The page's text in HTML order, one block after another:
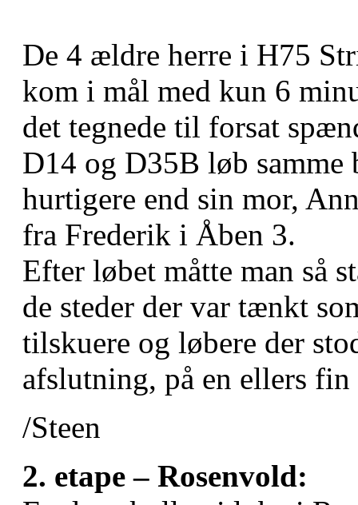
De 4 ældre herre i H75
kom i mål med kun 6
det tegnede til forsat
D14 og D35B løb samme
hurtigere end sin mor,
fra Frederik i Åben 3.
Efter løbet måtte man så
de steder der var tænkt
tilskuere og løbere der
afslutning, på en ellers
/Steen
2. etape – Rosenvold: